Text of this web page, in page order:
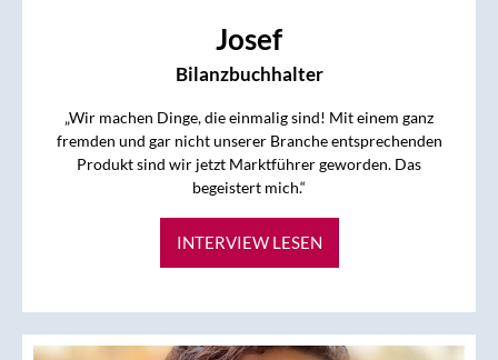
Josef
Bilanzbuchhalter
„Wir machen Dinge, die einmalig sind! Mit einem ganz
fremden und gar nicht unserer Branche entsprechenden
Produkt sind wir jetzt Marktführer geworden. Das
begeistert mich.“
INTERVIEW LESEN